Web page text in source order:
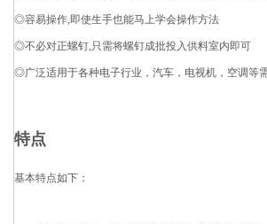
◎容易操作,即使生手也能马上学会操作方法
◎不必对正螺钉,只需将螺钉成批投入供料室内即可
◎广泛适用于各种电子行业，汽车，电视机，空调等
特点
基本特点如下：